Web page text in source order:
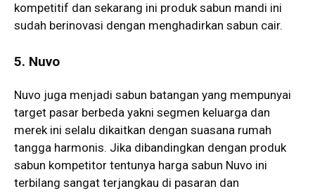
kompetitif dan sekarang ini produk sabun mandi ini
sudah berinovasi dengan menghadirkan sabun cair.
5. Nuvo
Nuvo juga menjadi sabun batangan yang mempunyai
target pasar berbeda yakni segmen keluarga dan
merek ini selalu dikaitkan dengan suasana rumah
tangga harmonis. Jika dibandingkan dengan produk
sabun kompetitor tentunya harga sabun Nuvo ini
terbilang sangat terjangkau di pasaran dan